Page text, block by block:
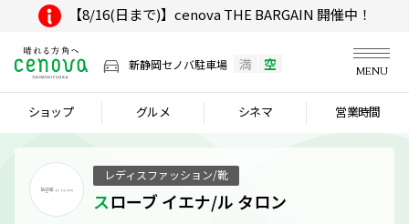
【8/16(日まで)】cenova THE BARGAIN 開催中！
新静岡セノバ駐車場 満 空 MENU
ショップ グルメ シネマ 営業時間
レディスファッション/靴
スローブ イエナ/ル タロン